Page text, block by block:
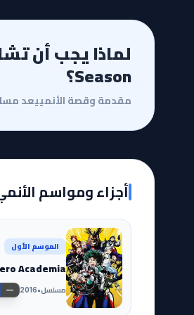
Season؟
أجزاء ومواسم
الموسم الأول
Academia
مسلسل•
2016
—